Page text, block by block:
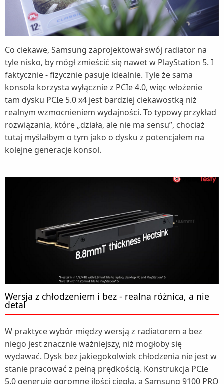
Co ciekawe, Samsung zaprojektował swój radiator na
tyle nisko, by mógł zmieścić się nawet w PlayStation 5. I
faktycznie - fizycznie pasuje idealnie. Tyle że sama
konsola korzysta wyłącznie z PCIe 4.0, więc włożenie
tam dysku PCIe 5.0 x4 jest bardziej ciekawostką niż
realnym wzmocnieniem wydajności. To typowy przykład
rozwiązania, które „działa, ale nie ma sensu”, chociaż
tutaj myślałbym o tym jako o dysku z potencjałem na
kolejne generacje konsol.
Wersja z chłodzeniem i bez - realna różnica, a nie
detal
W praktyce wybór między wersją z radiatorem a bez
niego jest znacznie ważniejszy, niż mogłoby się
wydawać. Dysk bez jakiegokolwiek chłodzenia nie jest w
stanie pracować z pełną prędkością. Konstrukcja PCIe
5.0 generuje ogromne ilości ciepła, a Samsung 9100 PRO